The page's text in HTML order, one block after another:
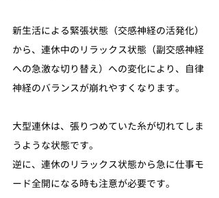
新生活による緊張状態（交感神経の活発化）
から、連休中のリラックス状態（副交感神経
への急激な切り替え）への変化により、自律
神経のバランスが崩れやすくなります。
大型連休は、張りつめていた糸が切れてしま
うような状態です。
逆に、連休のリラックス状態から急に仕事モ
ード全開になる時も注意が必要です。